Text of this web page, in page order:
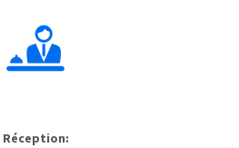
Réception: